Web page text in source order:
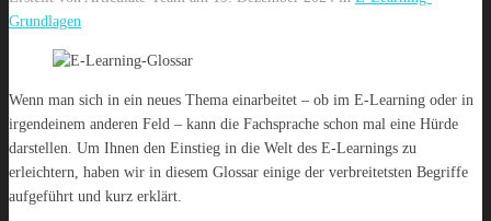
Grundlagen
Wenn man sich in ein neues Thema einarbeitet – ob im E-Learning oder in
irgendeinem anderen Feld – kann die Fachsprache schon mal eine Hürde
darstellen. Um Ihnen den Einstieg in die Welt des E-Learnings zu
erleichtern, haben wir in diesem Glossar einige der verbreitetsten Begriffe
aufgeführt und kurz erklärt.